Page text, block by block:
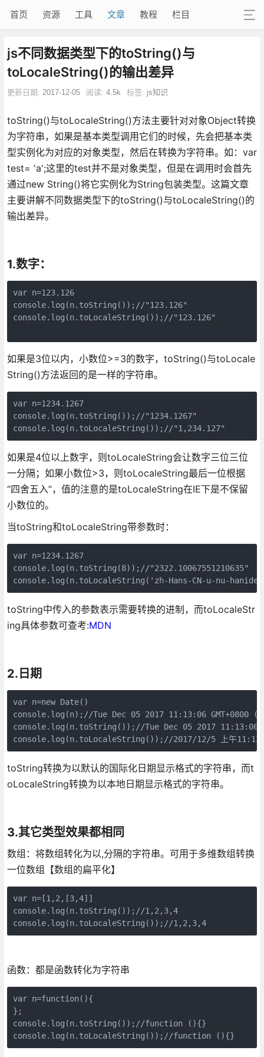
首页 资源 工具 文章 教程 栏目
js不同数据类型下的toString()与
toLocaleString()的输出差异
更新日期: 2017-12-05 阅读: 4.5k 标签: js知识
toString()与toLocaleString()方法主要针对对象Object转换
为字符串，如果是基本类型调用它们的时候，先会把基本类
型实例化为对应的对象类型，然后在转换为字符串。如：var
test= 'a';这里的test并不是对象类型，但是在调用时会首先
通过new String()将它实例化为String包装类型。这篇文章
主要讲解不同数据类型下的toString()与toLocaleString()的
输出差异。
1.数字：
var n=123.126
console.log(n.toString());//"123.126"
console.log(n.toLocaleString());//"123.126"
如果是3位以内，小数位>=3的数字，toString()与toLocale
String()方法返回的是一样的字符串。
var n=1234.1267
console.log(n.toString());//"1234.1267"
console.log(n.toLocaleString());//"1,234.127"
如果是4位以上数字，则toLocaleString会让数字三位三位
一分隔；如果小数位>3，则toLocaleString最后一位根据
“四舍五入“，值的注意的是toLocaleString在IE下是不保留
小数位的。
当toString和toLocaleString带参数时：
var n=1234.1267
console.log(n.toString(8));//"2322.10067551210635"
console.log(n.toLocaleString('zh-Hans-CN-u-nu-
toString中传入的参数表示需要转换的进制，而toLocaleStr
ing具体参数可查考:MDN
2.日期
var n=new Date()
console.log(n);//Tue Dec 05 2017 11:13:06 GMT+0800 (中
console.log(n.toString());//Tue Dec 05 2017 11:13:06
console.log(n.toLocaleString());//2017/12/5 上午
toString转换为以默认的国际化日期显示格式的字符串，而t
oLocaleString转换为以本地日期显示格式的字符串。
3.其它类型效果都相同
数组：将数组转化为以,分隔的字符串。可用于多维数组转换
一位数组【数组的扁平化】
var n=[1,2,[3,4]]
console.log(n.toString());//1,2,3,4
console.log(n.toLocaleString());//1,2,3,4
函数：都是函数转化为字符串
var n=function(){
};
console.log(n.toString());//function (){}
console.log(n.toLocaleString());//function (){}